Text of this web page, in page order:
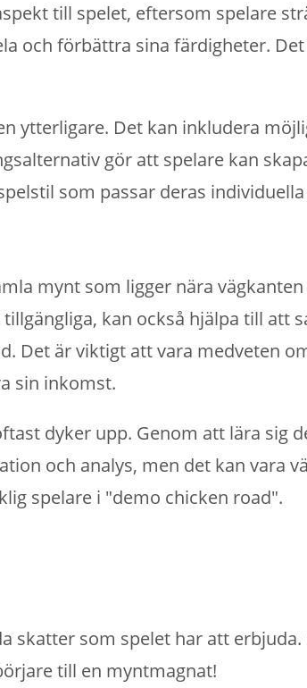
till spelet, eftersom spelare
och förbättra sina färdigheter.
ytterligare. Det kan inkludera
gör att spelare kan
som passar deras
mynt som ligger nära
kan också hjälpa till att
Det är viktigt att vara medveten
sin inkomst.
dyker upp. Genom att lära sig
och analys, men det kan vara
spelare i "demo chicken road".
skatter som spelet har att
till en myntmagnat!